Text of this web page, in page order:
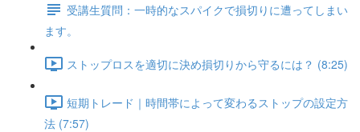
受講生質問：一時的なスパイクで損切りに遭ってしまい
ます。
ストップロスを適切に決め損切りから守るには？ (8:25)
短期トレード｜時間帯によって変わるストップの設定方
法 (7:57)